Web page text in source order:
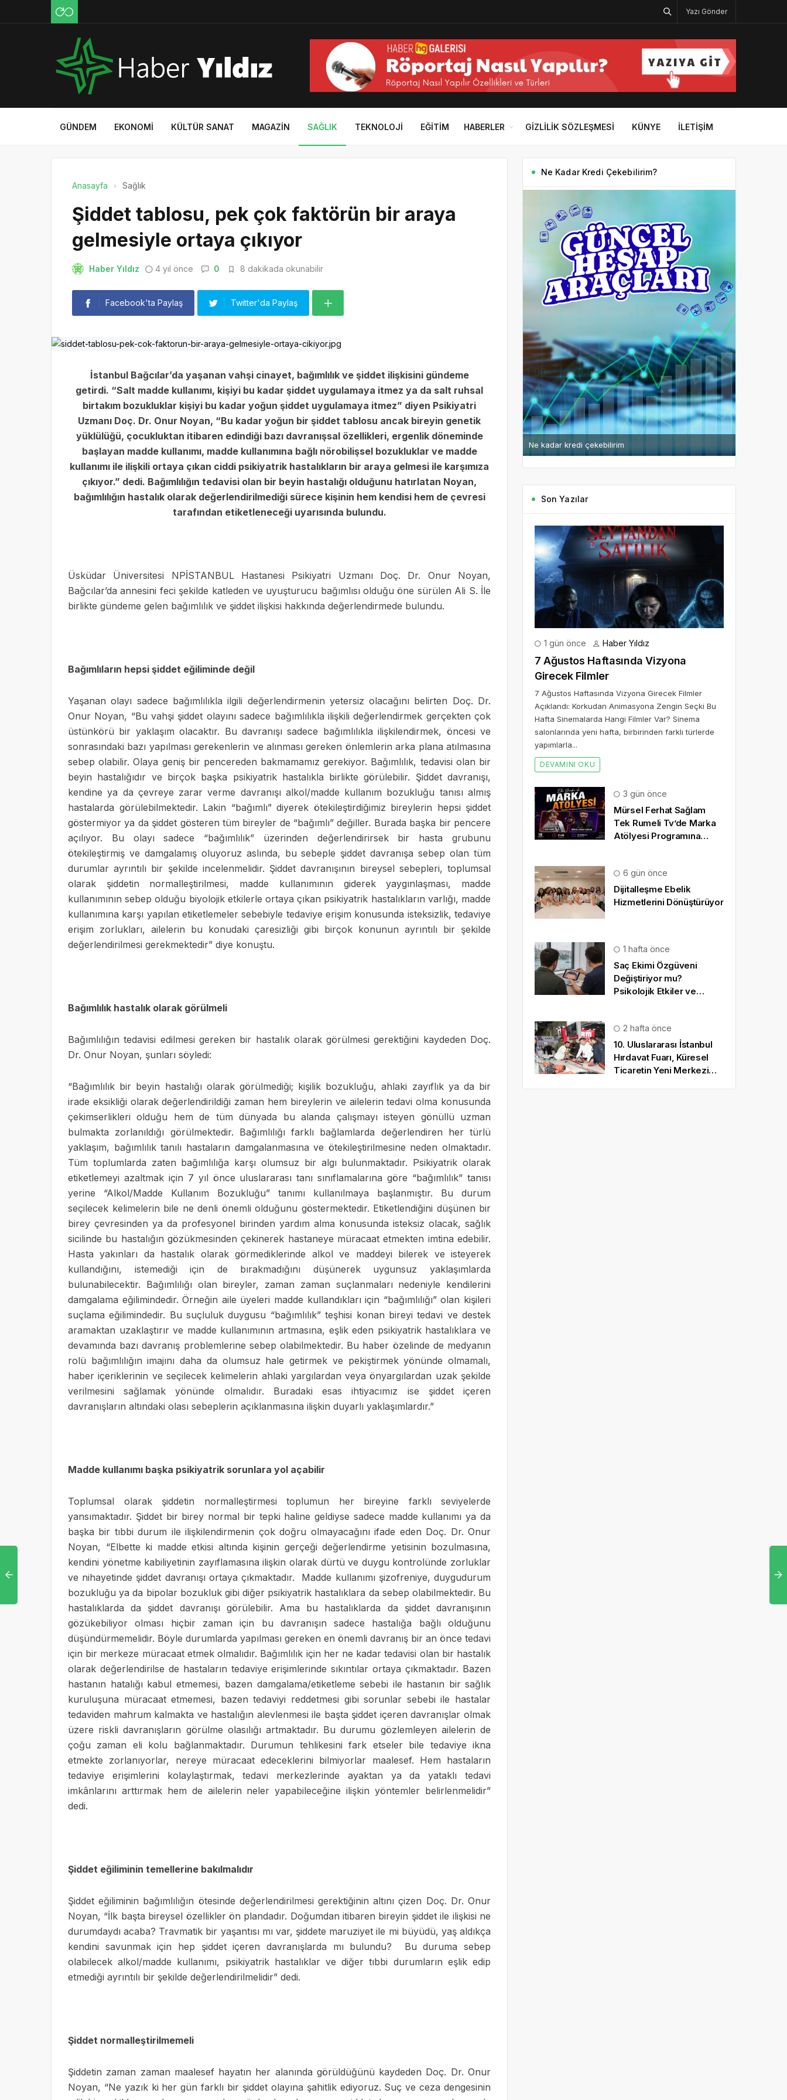
Yazı Gönder
GÜNDEM EKONOMI KÜLTÜR SANAT MAGAZIN SAĞLIK TEKNOLOJI EĞITIM HABERLER GIZLILIK SÖZLEŞMESI KÜNYE İLETIŞIM
Anasayfa Sağlık
Şiddet tablosu, pek çok faktörün bir araya
gelmesiyle ortaya çıkıyor
Haber Yıldız 4 yıl önce 0 8 dakikada okunabilir
Facebook'ta Paylaş Twitter'da Paylaş
İstanbul Bağcılar’da yaşanan vahşi cinayet, bağımlılık ve şiddet ilişkisini gündeme
getirdi. “Salt madde kullanımı, kişiyi bu kadar şiddet uygulamaya itmez ya da salt ruhsal
birtakım bozukluklar kişiyi bu kadar yoğun şiddet uygulamaya itmez” diyen Psikiyatri
Uzmanı Doç. Dr. Onur Noyan, “Bu kadar yoğun bir şiddet tablosu ancak bireyin genetik
yüklülüğü, çocukluktan itibaren edindiği bazı davranışsal özellikleri, ergenlik döneminde
başlayan madde kullanımı, madde kullanımına bağlı nörobilişsel bozukluklar ve madde
kullanımı ile ilişkili ortaya çıkan ciddi psikiyatrik hastalıkların bir araya gelmesi ile karşımıza
çıkıyor.” dedi. Bağımlılığın tedavisi olan bir beyin hastalığı olduğunu hatırlatan Noyan,
bağımlılığın hastalık olarak değerlendirilmediği sürece kişinin hem kendisi hem de çevresi
tarafından etiketleneceği uyarısında bulundu.
Üsküdar Üniversitesi NPİSTANBUL Hastanesi Psikiyatri Uzmanı Doç. Dr. Onur Noyan,
Bağcılar’da annesini feci şekilde katleden ve uyuşturucu bağımlısı olduğu öne sürülen Ali S. İle
birlikte gündeme gelen bağımlılık ve şiddet ilişkisi hakkında değerlendirmede bulundu.
Bağımlıların hepsi şiddet eğiliminde değil
Yaşanan olayı sadece bağımlılıkla ilgili değerlendirmenin yetersiz olacağını belirten Doç. Dr.
Onur Noyan, “Bu vahşi şiddet olayını sadece bağımlılıkla ilişkili değerlendirmek gerçekten çok
üstünkörü bir yaklaşım olacaktır. Bu davranışı sadece bağımlılıkla ilişkilendirmek, öncesi ve
sonrasındaki bazı yapılması gerekenlerin ve alınması gereken önlemlerin arka plana atılmasına
sebep olabilir. Olaya geniş bir pencereden bakmamamız gerekiyor. Bağımlılık, tedavisi olan bir
beyin hastalığıdır ve birçok başka psikiyatrik hastalıkla birlikte görülebilir. Şiddet davranışı,
kendine ya da çevreye zarar verme davranışı alkol/madde kullanım bozukluğu tanısı almış
hastalarda görülebilmektedir. Lakin “bağımlı” diyerek ötekileştirdiğimiz bireylerin hepsi şiddet
göstermiyor ya da şiddet gösteren tüm bireyler de “bağımlı” değiller. Burada başka bir pencere
açılıyor. Bu olayı sadece “bağımlılık” üzerinden değerlendirirsek bir hasta grubunu
ötekileştirmiş ve damgalamış oluyoruz aslında, bu sebeple şiddet davranışa sebep olan tüm
durumlar ayrıntılı bir şekilde incelenmelidir. Şiddet davranışının bireysel sebepleri, toplumsal
olarak şiddetin normalleştirilmesi, madde kullanımının giderek yaygınlaşması, madde
kullanımının sebep olduğu biyolojik etkilerle ortaya çıkan psikiyatrik hastalıkların varlığı, madde
kullanımına karşı yapılan etiketlemeler sebebiyle tedaviye erişim konusunda isteksizlik, tedaviye
erişim zorlukları, ailelerin bu konudaki çaresizliği gibi birçok konunun ayrıntılı bir şekilde
değerlendirilmesi gerekmektedir” diye konuştu.
Bağımlılık hastalık olarak görülmeli
Bağımlılığın tedavisi edilmesi gereken bir hastalık olarak görülmesi gerektiğini kaydeden Doç.
Dr. Onur Noyan, şunları söyledi:
“Bağımlılık bir beyin hastalığı olarak görülmediği; kişilik bozukluğu, ahlaki zayıflık ya da bir
irade eksikliği olarak değerlendirildiği zaman hem bireylerin ve ailelerin tedavi olma konusunda
çekimserlikleri olduğu hem de tüm dünyada bu alanda çalışmayı isteyen gönüllü uzman
bulmakta zorlanıldığı görülmektedir. Bağımlılığı farklı bağlamlarda değerlendiren her türlü
yaklaşım, bağımlılık tanılı hastaların damgalanmasına ve ötekileştirilmesine neden olmaktadır.
Tüm toplumlarda zaten bağımlılığa karşı olumsuz bir algı bulunmaktadır. Psikiyatrik olarak
etiketlemeyi azaltmak için 7 yıl önce uluslararası tanı sınıflamalarına göre “bağımlılık” tanısı
yerine “Alkol/Madde Kullanım Bozukluğu” tanımı kullanılmaya başlanmıştır. Bu durum
seçilecek kelimelerin bile ne denli önemli olduğunu göstermektedir. Etiketlendiğini düşünen bir
birey çevresinden ya da profesyonel birinden yardım alma konusunda isteksiz olacak, sağlık
sicilinde bu hastalığın gözükmesinden çekinerek hastaneye müracaat etmekten imtina edebilir.
Hasta yakınları da hastalık olarak görmediklerinde alkol ve maddeyi bilerek ve isteyerek
kullandığını, istemediği için de bırakmadığını düşünerek uygunsuz yaklaşımlarda
bulunabilecektir. Bağımlılığı olan bireyler, zaman zaman suçlanmaları nedeniyle kendilerini
damgalama eğilimindedir. Örneğin aile üyeleri madde kullandıkları için “bağımlılığı” olan kişileri
suçlama eğilimindedir. Bu suçluluk duygusu “bağımlılık” teşhisi konan bireyi tedavi ve destek
aramaktan uzaklaştırır ve madde kullanımının artmasına, eşlik eden psikiyatrik hastalıklara ve
devamında bazı davranış problemlerine sebep olabilmektedir. Bu haber özelinde de medyanın
rolü bağımlılığın imajını daha da olumsuz hale getirmek ve pekiştirmek yönünde olmamalı,
haber içeriklerinin ve seçilecek kelimelerin ahlaki yargılardan veya önyargılardan uzak şekilde
verilmesini sağlamak yönünde olmalıdır. Buradaki esas ihtiyacımız ise şiddet içeren
davranışların altındaki olası sebeplerin açıklanmasına ilişkin duyarlı yaklaşımlardır.”
Madde kullanımı başka psikiyatrik sorunlara yol açabilir
Toplumsal olarak şiddetin normalleştirmesi toplumun her bireyine farklı seviyelerde
yansımaktadır. Şiddet bir birey normal bir tepki haline geldiyse sadece madde kullanımı ya da
başka bir tıbbi durum ile ilişkilendirmenin çok doğru olmayacağını ifade eden Doç. Dr. Onur
Noyan, “Elbette ki madde etkisi altında kişinin gerçeği değerlendirme yetisinin bozulmasına,
kendini yönetme kabiliyetinin zayıflamasına ilişkin olarak dürtü ve duygu kontrolünde zorluklar
ve nihayetinde şiddet davranışı ortaya çıkmaktadır. Madde kullanımı şizofreniye, duygudurum
bozukluğu ya da bipolar bozukluk gibi diğer psikiyatrik hastalıklara da sebep olabilmektedir. Bu
hastalıklarda da şiddet davranışı görülebilir. Ama bu hastalıklarda da şiddet davranışının
gözükebiliyor olması hiçbir zaman için bu davranışın sadece hastalığa bağlı olduğunu
düşündürmemelidir. Böyle durumlarda yapılması gereken en önemli davranış bir an önce tedavi
için bir merkeze müracaat etmek olmalıdır. Bağımlılık için her ne kadar tedavisi olan bir hastalık
olarak değerlendirilse de hastaların tedaviye erişimlerinde sıkıntılar ortaya çıkmaktadır. Bazen
hastanın hatalığı kabul etmemesi, bazen damgalama/etiketleme sebebi ile hastanın bir sağlık
kuruluşuna müracaat etmemesi, bazen tedaviyi reddetmesi gibi sorunlar sebebi ile hastalar
tedaviden mahrum kalmakta ve hastalığın alevlenmesi ile başta şiddet içeren davranışlar olmak
üzere riskli davranışların görülme olasılığı artmaktadır. Bu durumu gözlemleyen ailelerin de
çoğu zaman eli kolu bağlanmaktadır. Durumun tehlikesini fark etseler bile tedaviye ikna
etmekte zorlanıyorlar, nereye müracaat edeceklerini bilmiyorlar maalesef. Hem hastaların
tedaviye erişimlerini kolaylaştırmak, tedavi merkezlerinde ayaktan ya da yataklı tedavi
imkânlarını arttırmak hem de ailelerin neler yapabileceğine ilişkin yöntemler belirlenmelidir”
dedi.
Şiddet eğiliminin temellerine bakılmalıdır
Şiddet eğiliminin bağımlılığın ötesinde değerlendirilmesi gerektiğinin altını çizen Doç. Dr. Onur
Noyan, “İlk başta bireysel özellikler ön plandadır. Doğumdan itibaren bireyin şiddet ile ilişkisi ne
durumdaydı acaba? Travmatik bir yaşantısı mı var, şiddete maruziyet ile mi büyüdü, yaş aldıkça
kendini savunmak için hep şiddet içeren davranışlarda mı bulundu? Bu duruma sebep
olabilecek alkol/madde kullanımı, psikiyatrik hastalıklar ve diğer tıbbi durumların eşlik edip
etmediği ayrıntılı bir şekilde değerlendirilmelidir” dedi.
Şiddet normalleştirilmemeli
Şiddetin zaman zaman maalesef hayatın her alanında görüldüğünü kaydeden Doç. Dr. Onur
Noyan, “Ne yazık ki her gün farklı bir şiddet olayına şahitlik ediyoruz. Suç ve ceza dengesinin
Ne Kadar Kredi Çekebilirim?
Ne kadar kredi çekebilirim
Son Yazılar
1 gün önce Haber Yıldız
7 Ağustos Haftasında Vizyona
Girecek Filmler
7 Ağustos Haftasında Vizyona Girecek Filmler
Açıklandı: Korkudan Animasyona Zengin Seçki Bu
Hafta Sinemalarda Hangi Filmler Var? Sinema
salonlarında yeni hafta, birbirinden farklı türlerde
yapımlarla...
DEVAMINI OKU
3 gün önce
Mürsel Ferhat Sağlam
Tek Rumeli Tv’de Marka
Atölyesi Programına
6 gün önce
Dijitalleşme Ebelik
Hizmetlerini Dönüştürüyor
1 hafta önce
Saç Ekimi Özgüveni
Değiştiriyor mu?
Psikolojik Etkiler ve
2 hafta önce
10. Uluslararası İstanbul
Hırdavat Fuarı, Küresel
Ticaretin Yeni Merkezi